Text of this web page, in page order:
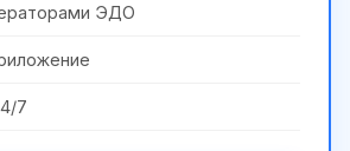
ЭДО
7